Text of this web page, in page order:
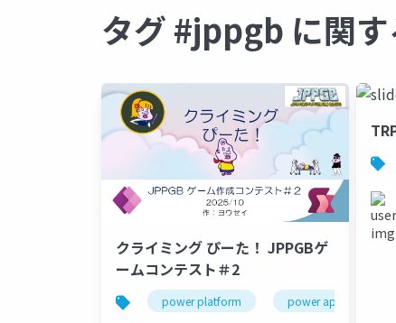
タグ #jppgb に関
クライミング ぴーた！ JPPGBゲ
ームコンテスト＃2
power platform power apps